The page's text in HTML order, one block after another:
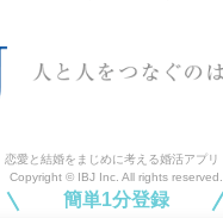
簡単1分登録
恋愛と結婚をまじめに考える婚活アプリ
Copyright © IBJ Inc. All rights reserved.